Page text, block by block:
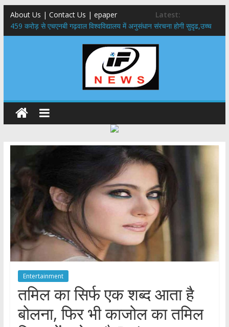
About Us | Contact Us | epaper
Latest:
459 करोड़ से एचएनबी गढ़वाल विश्वविद्यालय में अनुसंधान संरचना होगी सुदृढ,उच्च
शिक्षा मंत्री धन सिंह रावत ने नवनियुक्त केन्द्रीय शिक्षा मंत्री से की मुलाकात
राष्ट्रीय हथकरघा दिवस पर मुख्यमंत्री धामी ने उत्कृष्ट बुनकरों और हस्तशिल्प
​धामी कैबिनेट का बड़ा फैसला: पशुपालकों को 60% तक सब्सिडी, गंगा एक्सप्रेसवे का
​हरिद्वार से वीरभद्र (ऋषिकेश) तक निकली BJYM की भव्य कांवड़ यात्रा; तेजस्वी
सूर्या ने की देश व प्रदेशवासियों के कल्याण की कामना
24×7 अलर्ट मोड में रहें अधिकारी-मुख्य सचिव मानसून-एसईओसी से मुख्य सचिव ने
की विस्तृत समीक्षा कहा-बंद सड़कों को शीघ्र खोला जाए, लोगों को न हो दिक्कत
Entertainment
तमिल का सिर्फ एक शब्द आता है
बोलना, फिर भी काजोल का तमिल